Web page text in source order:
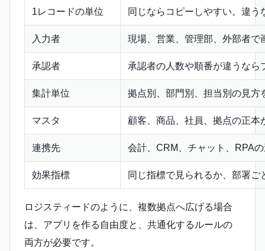
1レコードの単位 同じならコピーしやすい。違う
入力者 現場、営業、管理部、外部者で
承認者 承認者の人数や順番が違うなら
集計単位 拠点別、部門別、担当別の見方
マスタ 顧客、商品、社員、拠点の正本
連携先 会計、CRM、チャット、RPA
効果指標 同じ指標で見られるか、部署ご
ロジスティードのように、複数拠点へ広げる場合
は、アプリを作る自由度と、共通化するルールの
両方が必要です。